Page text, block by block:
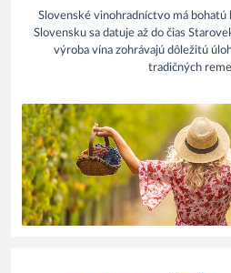
Slovenské vinohradníctvo má
Slovensku sa datuje až do čias
výroba vína zohrávajú dôležitú
tradičných